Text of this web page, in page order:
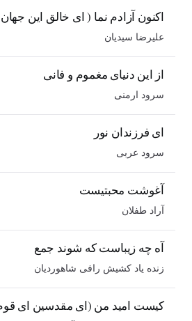
اکنون آزادم نما ( ای خالق این
علیرضا سیدیان
از این دنیای مغموم و فانی
سرود ارمنی
ای فرزندان نور
سرود عربی
آغوشت محبتیست
آراد طفلان
آه چه زیباست که شوند جمع
زنده یاد کشیش رافی شاهوردیان
کیست امید من (ای مقدسین ای